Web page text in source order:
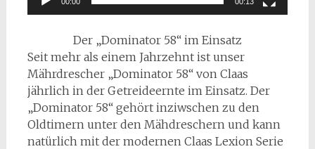
Der „Dominator 58“ im Einsatz
Seit mehr als einem Jahrzehnt ist unser
Mährdrescher „Dominator 58“ von Claas
jährlich in der Getreideernte im Einsatz. Der
„Dominator 58“ gehört inziwschen zu den
Oldtimern unter den Mähdreschern und kann
natürlich mit der modernen Claas Lexion Serie